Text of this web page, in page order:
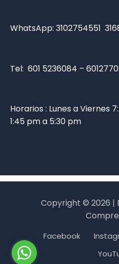
WhatsApp: 3102754551
Tel: 601 5236084 –
Horarios : Lunes a Viernes
1:45 pm a 5:30 pm
Copyright © 2026 |
Facebook